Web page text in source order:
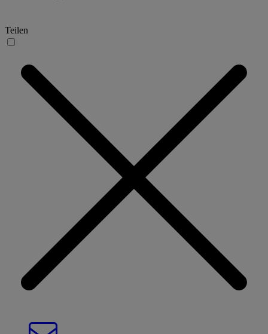
Teilen